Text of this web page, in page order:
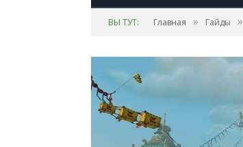
ВЫ ТУТ: Главная » Гайды »